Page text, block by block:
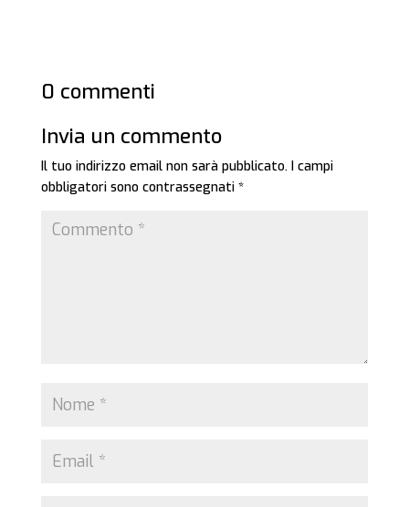
0 commenti
Invia un commento
Il tuo indirizzo email non sarà pubblicato. I campi
obbligatori sono contrassegnati *